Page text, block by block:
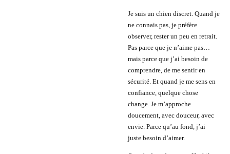
Je suis un chien discret. Quand je
ne connais pas, je préfère
observer, rester un peu en retrait.
Pas parce que je n’aime pas…
mais parce que j’ai besoin de
comprendre, de me sentir en
sécurité. Et quand je me sens en
confiance, quelque chose
change. Je m’approche
doucement, avec douceur, avec
envie. Parce qu’au fond, j’ai
juste besoin d’aimer.